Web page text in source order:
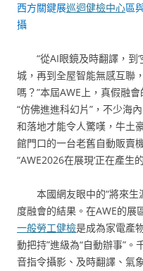
西方關鍵展巡迴健檢中心區
攝
“從AI眼鏡及時翻譯，到‘
城，再到全屋智能無感互聯
嗎？”本屆AWE上，真假融
“仿佛進進科幻片”，不少海
和落地才能令人驚嘆，牛土
館門口的一台老舊自動販賣
“AWE2026在展現‘正在產生的
本國網友眼中的“將來
度融會的結果。在AWE的展
一般勞工健檢是成為家電產
動把持”進級為“自動辦事”。
音指令攝影、及時翻譯、氣